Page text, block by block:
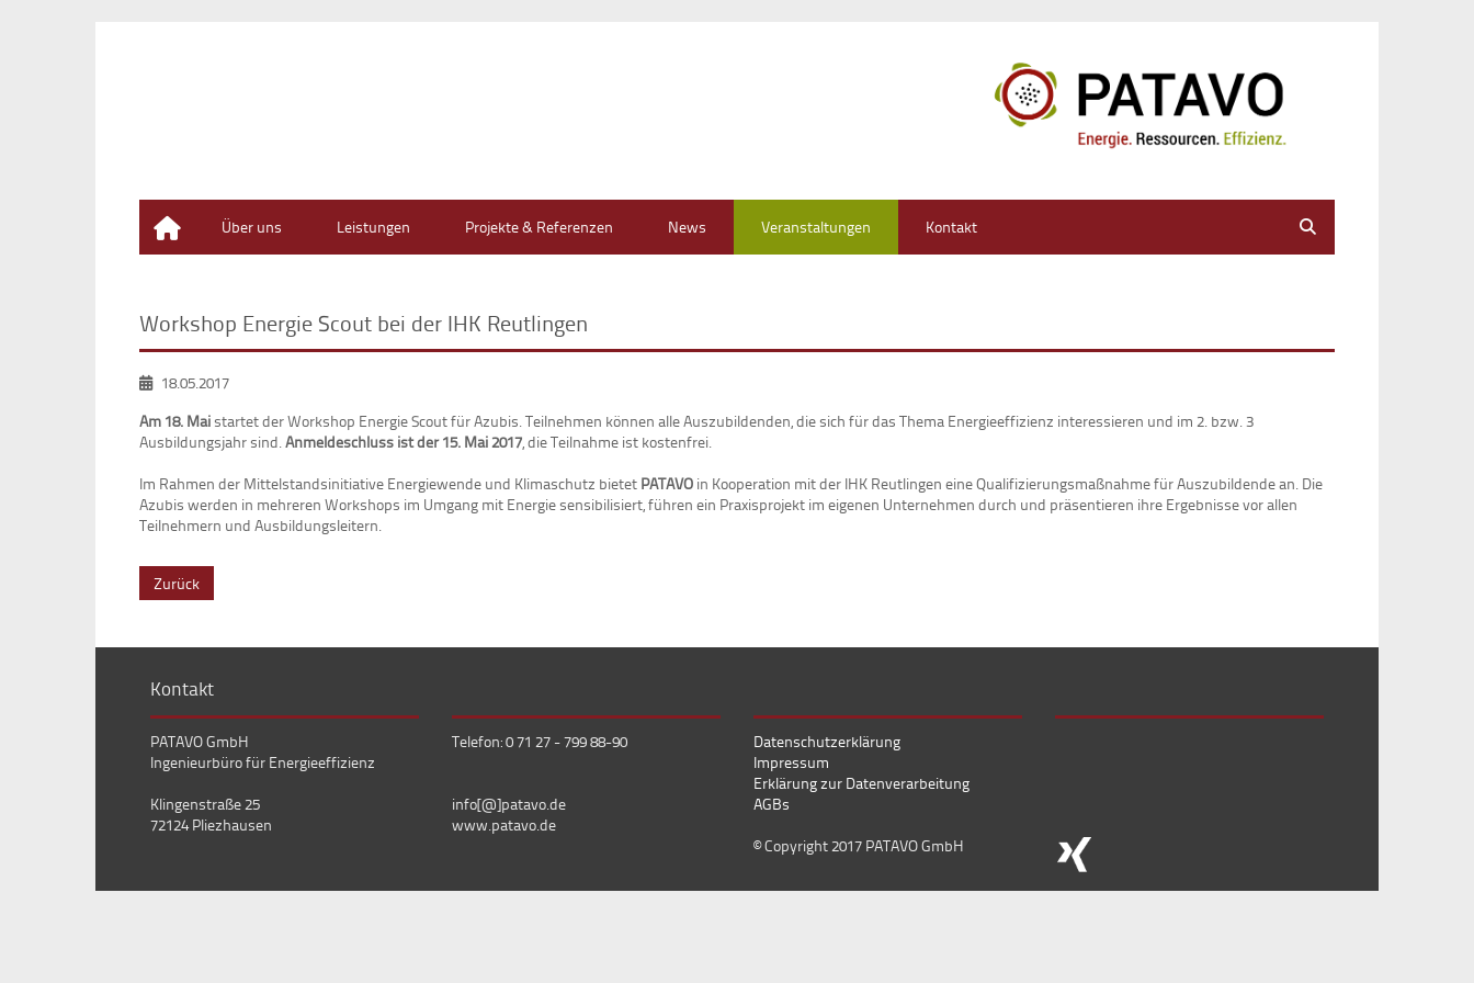
Home
Über uns Leistungen Projekte & Referenzen News Veranstaltungen Kontakt Suche
Workshop Energie Scout bei der IHK Reutlingen
18.05.2017
Am 18. Mai startet der Workshop Energie Scout für Azubis. Teilnehmen können alle Auszubildenden, die sich für das Thema Energieeffizienz interessieren und im 2. bzw. 3
Ausbildungsjahr sind.Anmeldeschluss ist der 15. Mai 2017, die Teilnahme ist kostenfrei.
Im Rahmen der Mittelstandsinitiative Energiewende und Klimaschutz bietet PATAVO in Kooperation mit der IHK Reutlingen eine Qualifizierungsmaßnahme für Auszubildende an. Die
Azubis werden in mehreren Workshops im Umgang mit Energie sensibilisiert, führen ein Praxisprojekt im eigenen Unternehmen durch und präsentieren ihre Ergebnisse vor allen
Teilnehmern und Ausbildungsleitern.
Zurück
Kontakt
PATAVO GmbH
Ingenieurbüro für Energieeffizienz
Klingenstraße 25
72124 Pliezhausen
Telefon: 0 71 27 - 799 88-90
info[@]patavo.de
www.patavo.de
Datenschutzerklärung
Impressum
Erklärung zur Datenverarbeitung
AGBs
© Copyright 2017 PATAVO GmbH